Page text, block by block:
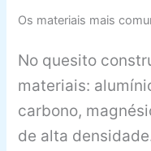
Os materiais mais
No quesito
materiais:
carbono,
de alta